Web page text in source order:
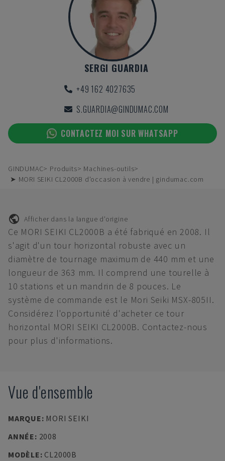
SERGI GUARDIA
+49 162 4027635
S.GUARDIA@GINDUMAC.COM
CONTACTEZ MOI SUR WHATSAPP
GINDUMAC Produits
Machines-outils
➤ MORI SEIKI CL2000B d'occasion à vendre | gindumac.com
Afficher dans la langue d'origine
Ce MORI SEIKI CL2000B a été fabriqué en 2008. Il
s'agit d'un tour horizontal robuste avec un
diamètre de tournage maximum de 440 mm et une
longueur de 363 mm. Il comprend une tourelle à
10 stations et un mandrin de 8 pouces. Le
système de commande est le Mori Seiki MSX-805II.
Considérez l'opportunité d'acheter ce tour
horizontal MORI SEIKI CL2000B. Contactez-nous
pour plus d'informations.
Vue d'ensemble
MARQUE: MORI SEIKI
ANNÉE: 2008
MODÈLE: CL2000B